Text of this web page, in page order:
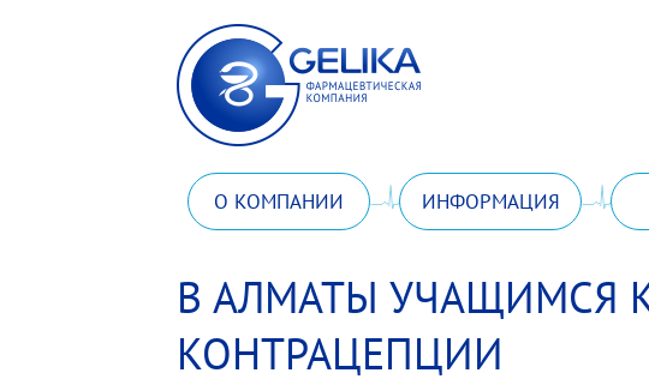
О КОМПАНИИ ИНФОРМАЦИЯ
В АЛМАТЫ УЧАЩИМСЯ
КОНТРАЦЕПЦИИ